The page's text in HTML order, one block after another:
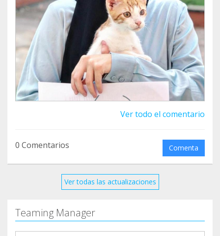
Ver todo el comentario
0 Comentarios Comenta
Ver todas las actualizaciones
Teaming Manager